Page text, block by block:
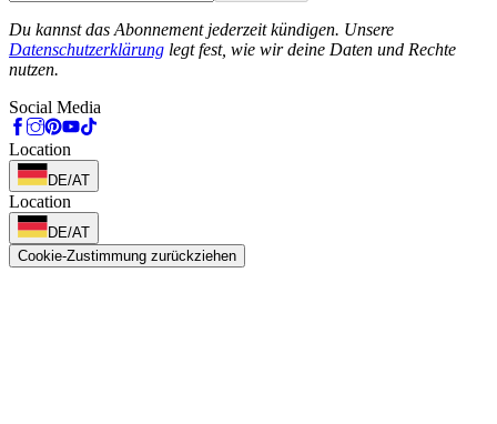
Du kannst das Abonnement jederzeit kündigen. Unsere
Datenschutzerklärung legt fest, wie wir deine Daten und Rechte
nutzen.
Social Media
Location
DE/AT
Location
DE/AT
Cookie-Zustimmung zurückziehen